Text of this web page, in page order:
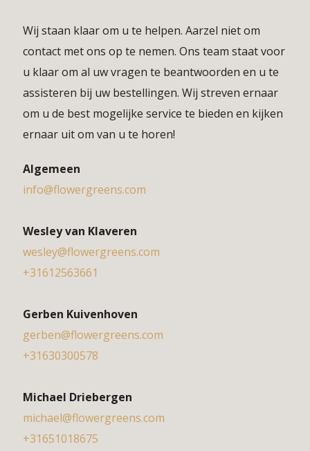
Wij staan klaar om u te helpen. Aarzel niet om
contact met ons op te nemen. Ons team staat voor
u klaar om al uw vragen te beantwoorden en u te
assisteren bij uw bestellingen. Wij streven ernaar
om u de best mogelijke service te bieden en kijken
ernaar uit om van u te horen!
Algemeen
info@flowergreens.com
Wesley van Klaveren
wesley@flowergreens.com
+31612563661
Gerben Kuivenhoven
gerben@flowergreens.com
+31630300578
Michael Driebergen
michael@flowergreens.com
+31651018675